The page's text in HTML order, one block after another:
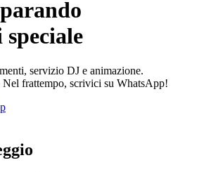
speciale
servizio DJ e animazione.
frattempo, scrivici su WhatsApp!